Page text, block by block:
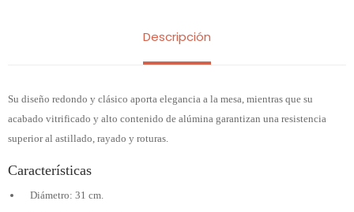
Descripción
Su diseño redondo y clásico aporta elegancia a la mesa, mientras que su
acabado vitrificado y alto contenido de alúmina garantizan una resistencia
superior al astillado, rayado y roturas.
Características
Diámetro: 31 cm.